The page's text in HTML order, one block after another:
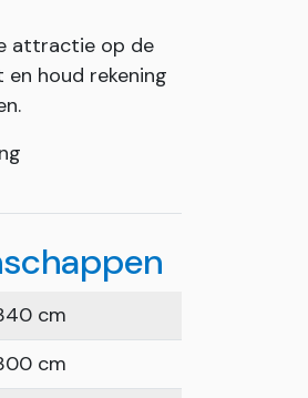
attractie op de
houd rekening
cm
cm